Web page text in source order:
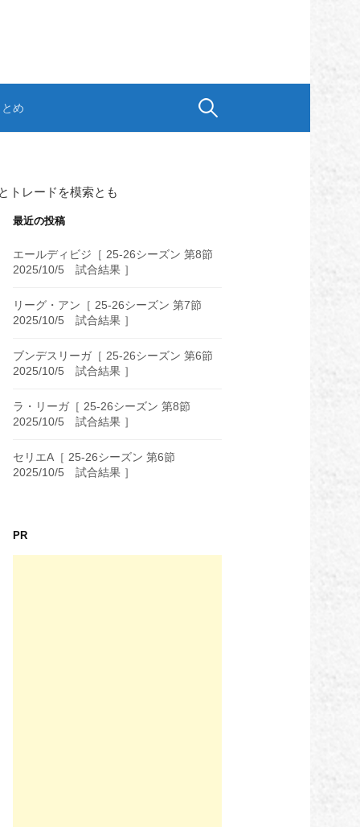
め 検
トレードを模索とも
最近の投稿
エールディビジ［ 25-26シーズン 第8節
2025/10/5 試合結果 ］
リーグ・アン［ 25-26シーズン 第7節
2025/10/5 試合結果 ］
ブンデスリーガ［ 25-26シーズン 第6節
2025/10/5 試合結果 ］
ラ・リーガ［ 25-26シーズン 第8節
2025/10/5 試合結果 ］
セリエA［ 25-26シーズン 第6節
2025/10/5 試合結果 ］
PR